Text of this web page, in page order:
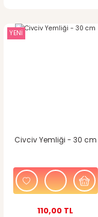
YENİ
Civciv Yemliği - 30 cm
110,00 TL